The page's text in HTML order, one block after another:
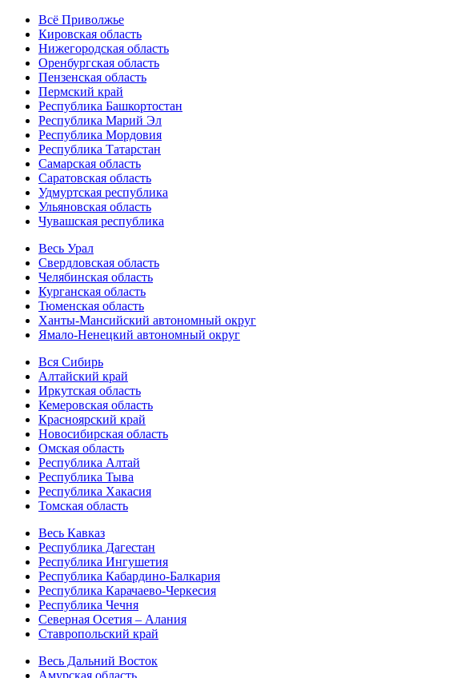
Всё Приволжье
Кировская область
Нижегородская область
Оренбургская область
Пензенская область
Пермский край
Республика Башкортостан
Республика Марий Эл
Республика Мордовия
Республика Татарстан
Самарская область
Саратовская область
Удмуртская республика
Ульяновская область
Чувашская республика
Весь Урал
Свердловская область
Челябинская область
Курганская область
Тюменская область
Ханты-Мансийский автономный округ
Ямало-Ненецкий автономный округ
Вся Сибирь
Алтайский край
Иркутская область
Кемеровская область
Красноярский край
Новосибирская область
Омская область
Республика Алтай
Республика Тыва
Республика Хакасия
Томская область
Весь Кавказ
Республика Дагестан
Республика Ингушетия
Республика Кабардино-Балкария
Республика Карачаево-Черкесия
Республика Чечня
Северная Осетия – Алания
Ставропольский край
Весь Дальний Восток
Амурская область